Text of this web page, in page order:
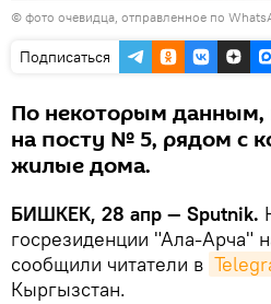
© фото очевидца, отправленное по
Подписаться
По некоторым
на посту № 5, рядом с
жилые дома.
БИШКЕК, 28 апр — Sputnik.
госрезиденции "Ала-Арча"
сообщили читатели в
Кыргызстан.